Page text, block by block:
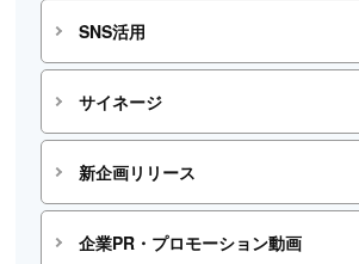
SNS活用
サイネージ
新企画リリース
企業PR・プロモーション動画